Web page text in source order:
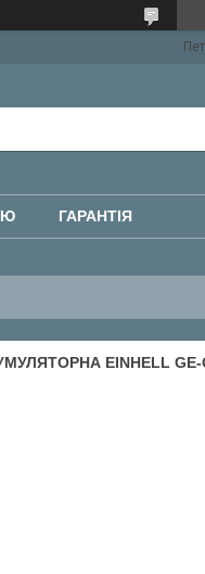
ГАРАНТІЯ
EINHELL GE-